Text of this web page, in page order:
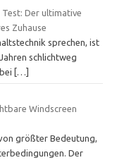
Der ultimative
Zuhause
sprechen, ist
schlichtweg
[…]
Windscreen
größter Bedeutung,
Der